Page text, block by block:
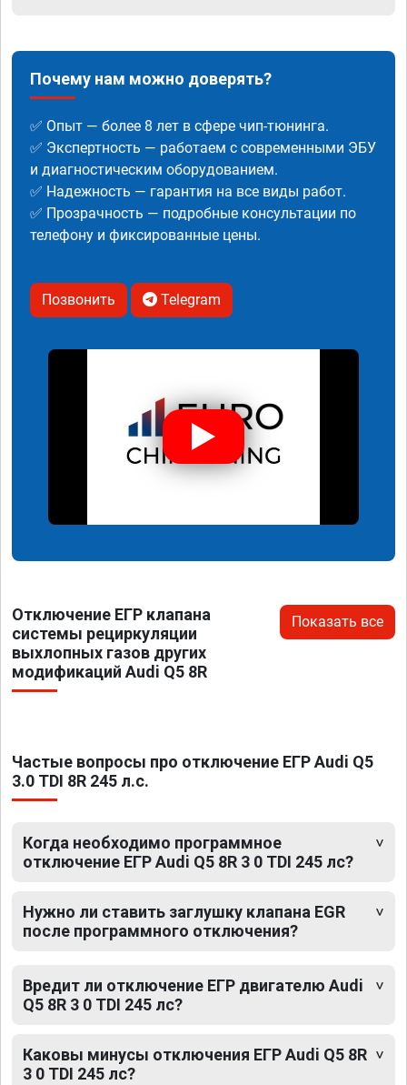
Почему нам можно доверять?
✅ Опыт — более 8 лет в сфере чип-тюнинга.
✅ Экспертность — работаем с современными ЭБУ
и диагностическим оборудованием.
✅ Надежность — гарантия на все виды работ.
✅ Прозрачность — подробные консультации по
телефону и фиксированные цены.
Позвонить Telegram
Отключение ЕГР клапана
системы рециркуляции
выхлопных газов других
модификаций Audi Q5 8R
Показать все
Частые вопросы про отключение ЕГР Audi Q5
3.0 TDI 8R 245 л.с.
Когда необходимо программное
отключение ЕГР Audi Q5 8R 3 0 TDI 245 лс?
Нужно ли ставить заглушку клапана EGR
после программного отключения?
Вредит ли отключение ЕГР двигателю Audi
Q5 8R 3 0 TDI 245 лс?
Каковы минусы отключения ЕГР Audi Q5 8R
3 0 TDI 245 лс?